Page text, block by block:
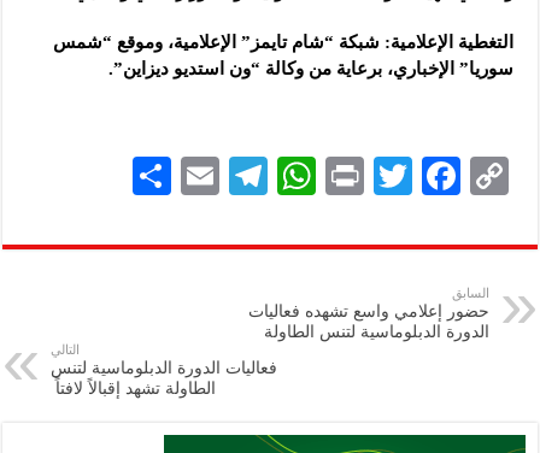
التغطية الإعلامية: شبكة “شام تايمز” الإعلامية، وموقع “شمس
سوريا” الإخباري، برعاية من وكالة “ون استديو ديزاين”.
C
p
y
Li
F
eb
k
T
tt
P
nt
W
at
A
p
Te
gr
E
ai
ar
السابق
حضور إعلامي واسع تشهده فعاليات
الدورة الدبلوماسية لتنس الطاولة
التالي
فعاليات الدورة الدبلوماسية لتنس
الطاولة تشهد إقبالاً لافتاً